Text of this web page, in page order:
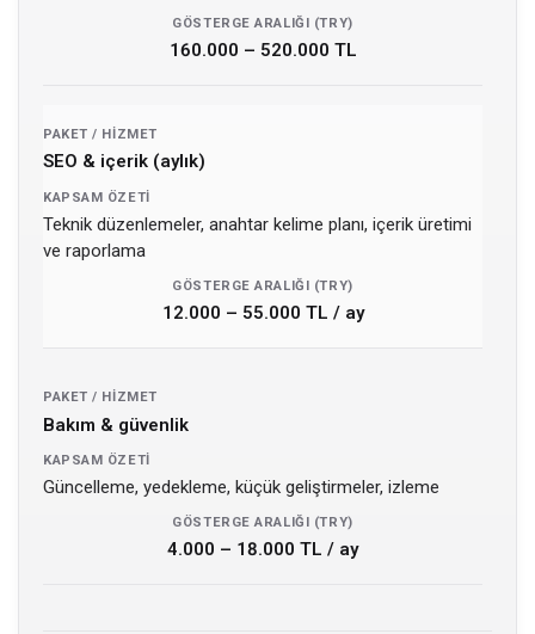
160.000 – 520.000 TL
SEO & içerik (aylık)
Teknik düzenlemeler, anahtar kelime planı, içerik üretimi
ve raporlama
12.000 – 55.000 TL / ay
Bakım & güvenlik
Güncelleme, yedekleme, küçük geliştirmeler, izleme
4.000 – 18.000 TL / ay